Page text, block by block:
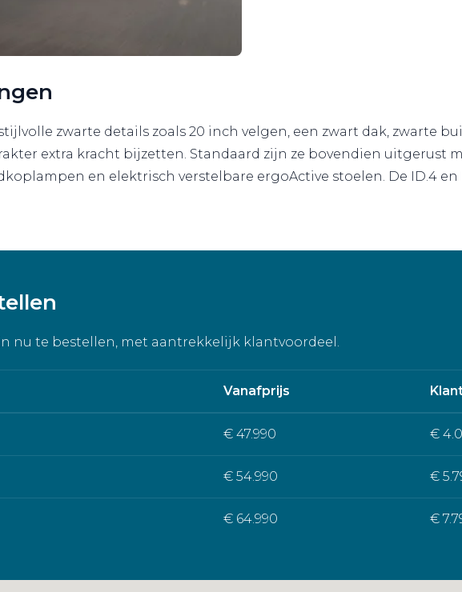
zwarte details zoals 20 inch velgen, een zwart dak, zwarte
extra kracht bijzetten. Standaard zijn ze bovendien uitgerust
en elektrisch verstelbare ergoActive stoelen. De ID.4 en
nu te bestellen, met aantrekkelijk klantvoordeel.
Vanafprijs
€ 47.990 €
€ 54.990 €
€ 64.990 €